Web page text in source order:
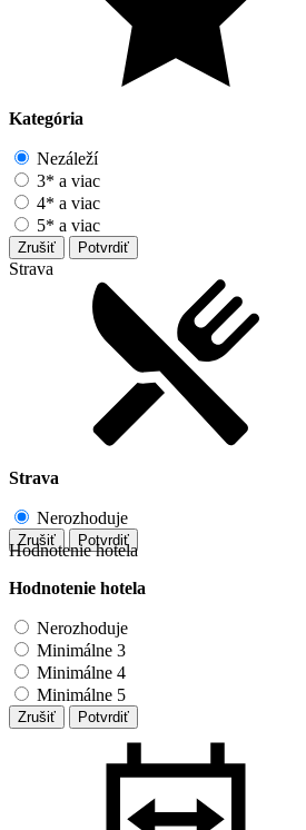
Kategória
Nezáleží
3* a viac
4* a viac
5* a viac
Zrušiť Potvrdiť
Strava
Strava
Nerozhoduje
Zrušiť Potvrdiť
Hodnotenie hotela
Hodnotenie hotela
Nerozhoduje
Minimálne 3
Minimálne 4
Minimálne 5
Zrušiť Potvrdiť